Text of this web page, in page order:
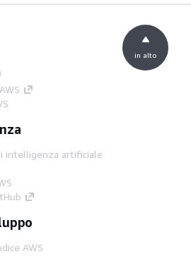
intelligenza artificiale
AWS
in alto